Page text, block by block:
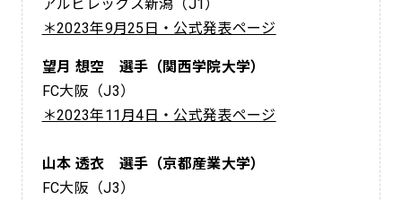
アルビレックス新潟（J1）
＊2023年9月25日・公式発表ページ
望月 想空 選手（関西学院大学）
FC大阪（J3）
＊2023年11月4日・公式発表ページ
山本 透衣 選手（京都産業大学）
FC大阪（J3）